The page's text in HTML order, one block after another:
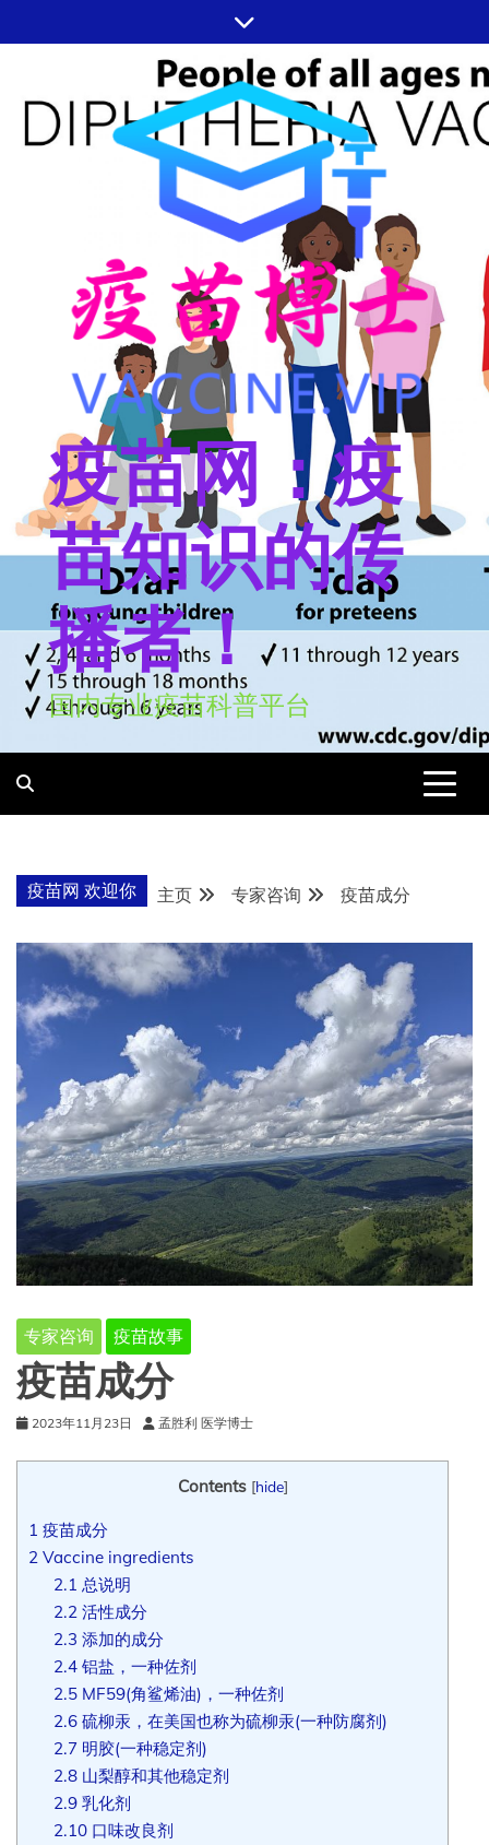
至
疫苗网：疫
苗知识的传
播者！
国内专业疫苗科普平台
疫苗网 欢迎你 主页 专家咨询 疫苗成分
专家咨询 疫苗故事
疫苗成分
2023年11月23日 孟胜利 医学博士
Contents [hide]
1 疫苗成分
2 Vaccine ingredients
2.1 总说明
2.2活性成分
2.3 添加的成分
2.4铝盐，一种佐剂
2.5MF59(角鲨烯油)，一种佐剂
2.6硫柳汞，在美国也称为硫柳汞(一种防腐剂)
2.7明胶(一种稳定剂)
2.8山梨醇和其他稳定剂
2.9乳化剂
2.10口味改良剂